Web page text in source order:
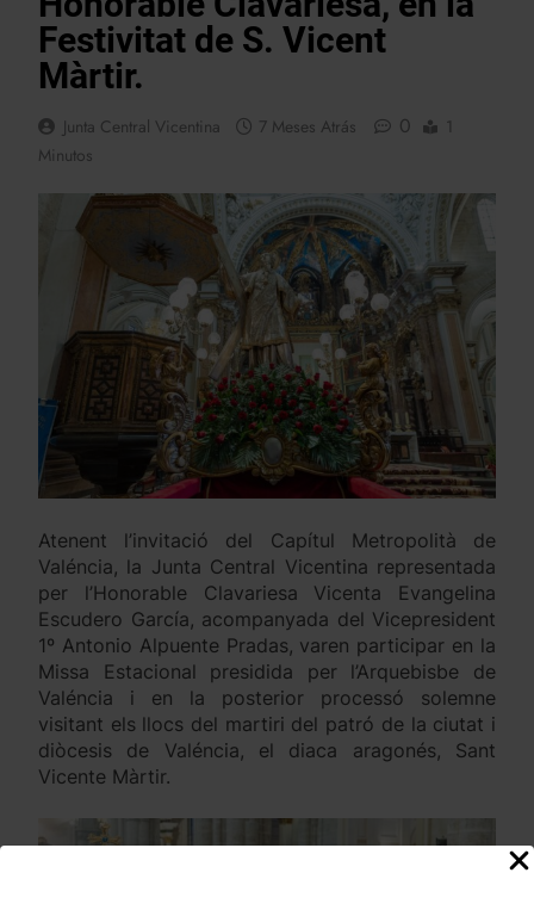
Festivitat de S. Vicent
Màrtir.
Junta Central Vicentina 7 Meses Atrás 0
1
Minutos
Atenent l’invitació del Capítul Metropolità de
Valéncia, la Junta Central Vicentina representada
per l’Honorable Clavariesa Vicenta Evangelina
Escudero García, acompanyada del Vicepresident
1º Antonio Alpuente Pradas, varen participar en la
Missa Estacional presidida per l’Arquebisbe de
Valéncia i en la posterior processó solemne
visitant els llocs del martiri del patró de la ciutat i
diòcesis de Valéncia, el diaca aragonés, Sant
Vicente Màrtir.